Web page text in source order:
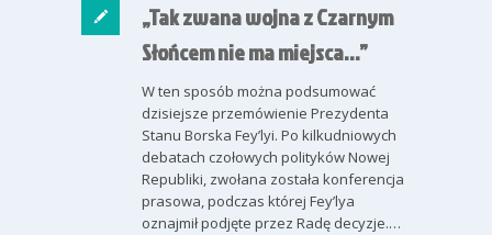
„Tak zwana wojna z Czarnym
Słońcem nie ma miejsca…”
W ten sposób można podsumować
dzisiejsze przemówienie Prezydenta
Stanu Borska Fey’lyi. Po kilkudniowych
debatach czołowych polityków Nowej
Republiki, zwołana została konferencja
prasowa, podczas której Fey’lya
oznajmił podjęte przez Radę decyzje.…